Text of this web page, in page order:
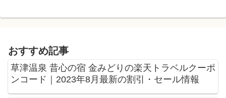
おすすめ記事
草津温泉 昔心の宿 金みどりの楽天トラベルクーポ
ンコード｜2023年8月最新の割引・セール情報